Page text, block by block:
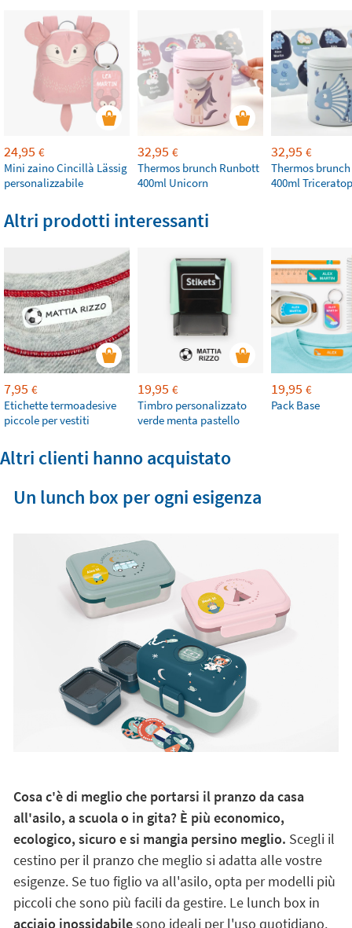
24,95 €
Mini zaino Cincillà Lässig
personalizzabile
32,95 €
Thermos brunch Runbott
400ml Unicorn
32,95 €
Thermos
400ml
Altri prodotti interessanti
7,95 €
Etichette termoadesive
piccole per vestiti
19,95 €
Timbro personalizzato
verde menta pastello
19,95 €
Pack Base
Altri clienti hanno acquistato
Un lunch box per ogni esigenza
Cosa c'è di meglio che portarsi il pranzo da casa